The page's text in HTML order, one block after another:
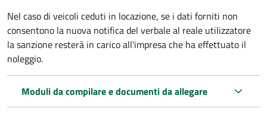
Nel caso di veicoli ceduti in locazione, se i dati forniti non
consentono la nuova notifica del verbale al reale utilizzatore
la sanzione resterà in carico all'impresa che ha effettuato il
noleggio.
Moduli da compilare e documenti da allegare